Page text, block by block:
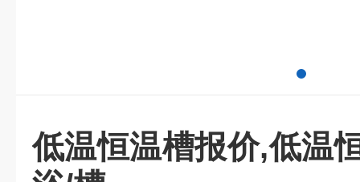
低温恒温槽报价,低温